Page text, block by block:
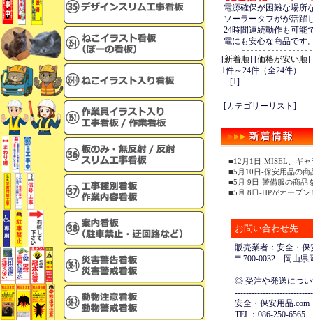
電源確保が困難な場所
ソーラータフがが活躍
24時間連続動作も可能
電にも安心な商品です
[新着順] [価格が安い順]
1件～24件（全24件）
[1]
[カテゴリーリスト]
■12月1日-MISEL、ギ
■5月10日-保安用品の商
■5月 9日-警備服の商品
■5月 8日-HPがオープン
お問い合わせ先
販売業者：安全・保
〒700-0032 岡山県
◎ 受注や発送につ
安全・保安用品.com
TEL：086-250-6565